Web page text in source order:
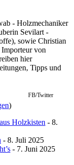
- Holzmechaniker
Sevilart -
sowie Christian
von
hier
Tipps und
FB/Twitter
)
Holzkisten - 8.
- 8. Juli 2025
- 7. Juni 2025